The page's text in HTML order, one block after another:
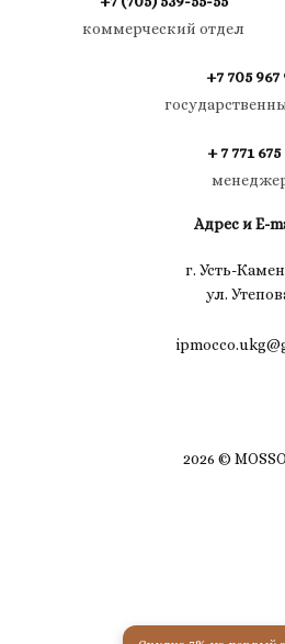
коммерческий отдел
+7 705 967
+ 7 771 675
Адрес и E-
г. Усть-
ул.
2026 ©